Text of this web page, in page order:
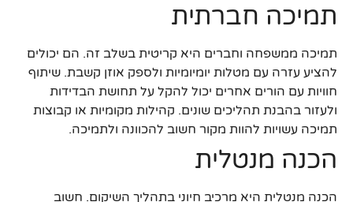
תמיכה חברתית
תמיכה ממשפחה וחברים היא קריטית בשלב זה. הם יכולים
להציע עזרה עם מטלות יומיומיות ולספק אוזן קשבת. שיתוף
חוויות עם הורים אחרים יכול להקל על תחושת הבדידות
ולעזור בהבנת תהליכים שונים. קהילות מקומיות או קבוצות
תמיכה עשויות להוות מקור חשוב להכוונה ולתמיכה.
הכנה מנטלית
הכנה מנטלית היא מרכיב חיוני בתהליך השיקום. חשוב